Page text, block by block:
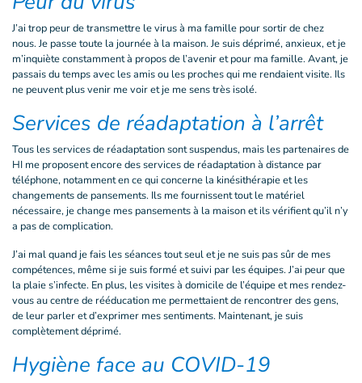
J’ai trop peur de transmettre le virus à ma famille pour sortir de chez
nous. Je passe toute la journée à la maison. Je suis déprimé, anxieux, et je
m’inquiète constamment à propos de l’avenir et pour ma famille. Avant, je
passais du temps avec les amis ou les proches qui me rendaient visite. Ils
ne peuvent plus venir me voir et je me sens très isolé.
Services de réadaptation à l’arrêt
Tous les services de réadaptation sont suspendus, mais les partenaires de
HI me proposent encore des services de réadaptation à distance par
téléphone, notamment en ce qui concerne la kinésithérapie et les
changements de pansements. Ils me fournissent tout le matériel
nécessaire, je change mes pansements à la maison et ils vérifient qu’il n’y
a pas de complication.
J’ai mal quand je fais les séances tout seul et je ne suis pas sûr de mes
compétences, même si je suis formé et suivi par les équipes. J’ai peur que
la plaie s’infecte. En plus, les visites à domicile de l’équipe et mes rendez-
vous au centre de rééducation me permettaient de rencontrer des gens,
de leur parler et d’exprimer mes sentiments. Maintenant, je suis
complètement déprimé.
Hygiène face au COVID-19